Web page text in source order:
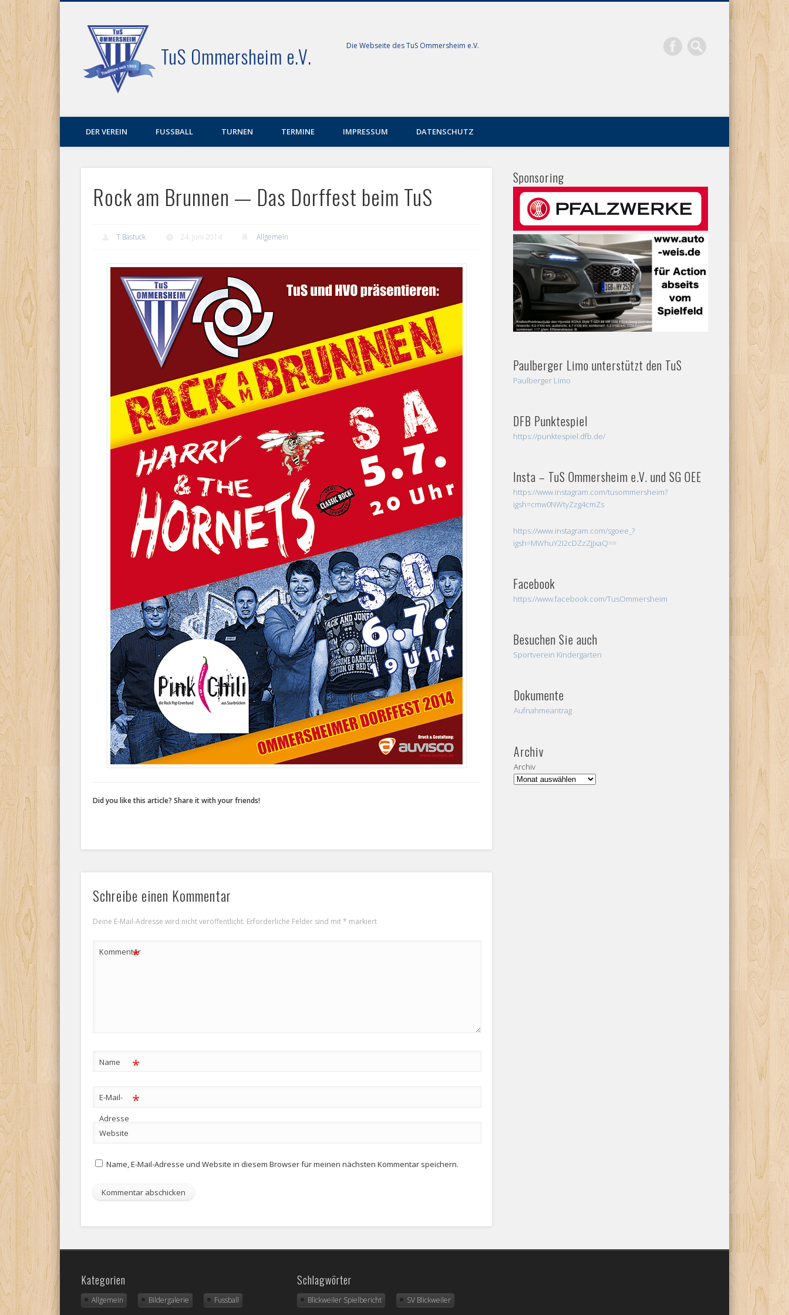
TuS Ommersheim e.V. Die Webseite des TuS Ommersheim e.V.
Facebook
DER VEREIN FUSSBALL TURNEN TERMINE IMPRESSUM DATENSCHUTZ
Rock am Brunnen — Das Dorffest beim TuS
T.Bastuck 24. Juni 2014 Allgemein
Did you like this article? Share it with your friends!
Schreibe einen Kommentar
Deine E-Mail-Adresse wird nicht veröffentlicht. Erforderliche Felder sind mit* markiert
Kommentar
*
Name *
E-Mail-
Adresse
*
Website
Name, E-Mail-Adresse und Website in diesem Browser für meinen nächsten Kommentar speichern.
Sponsoring
Paulberger Limo unterstützt den TuS
Paulberger Limo
DFB Punktespiel
https://punktespiel.dfb.de/
Insta – TuS Ommersheim e.V. und SG OEE
https://www.instagram.com/tusommersheim?
igsh=cmw0NWtyZzg4cmZs
https://www.instagram.com/sgoee_?
igsh=MWhuY2I2cDZzZjJxaQ==
Facebook
https://www.facebook.com/TusOmmersheim
Besuchen Sie auch
Sportverein Kindergarten
Dokumente
Aufnahmeantrag
Archiv
Archiv
Kategorien
Allgemein Bildergalerie Fussball
Schlagwörter
Blickweiler Spielbericht SV Blickweiler